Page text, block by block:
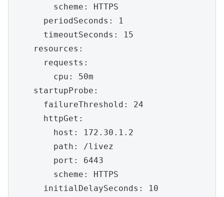
        scheme: HTTPS
      periodSeconds: 1
      timeoutSeconds: 15
    resources:
      requests:
        cpu: 50m
    startupProbe:
      failureThreshold: 24
      httpGet:
        host: 172.30.1.2
        path: /livez
        port: 6443
        scheme: HTTPS
      initialDelaySeconds: 10